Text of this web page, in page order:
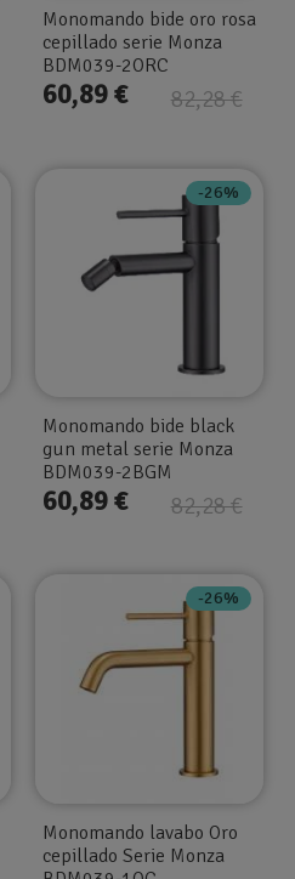
Monomando bide oro rosa
cepillado serie Monza
BDM039-2ORC
82,28 €
60,89 €
-26%
Monomando bide black
gun metal serie Monza
BDM039-2BGM
82,28 €
60,89 €
-26%
Monomando lavabo Oro
cepillado Serie Monza